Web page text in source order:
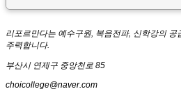
리포르만다는 예수구원, 복음전파, 신학강의
주력합니다.
부산시 연제구 중앙천로 85
choicollege@naver.com